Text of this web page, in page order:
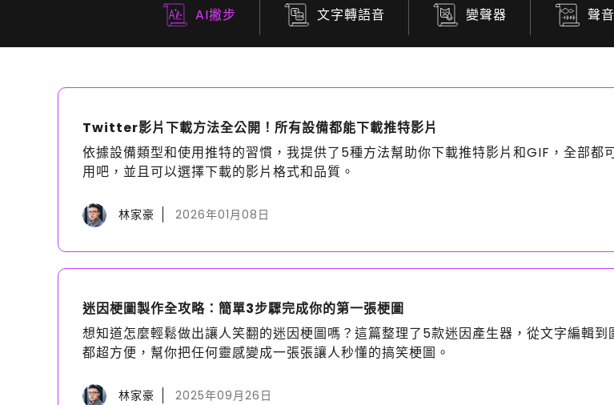
AI撇步 文字轉語音 變聲器 聲
Twitter影片下載方法全公開！所有設備都能下載推特影片
依據設備類型和使用推特的習慣，我提供了5種方法幫助你下載推特影片和GIF，全部都
用吧，並且可以選擇下載的影片格式和品質。
林家豪 2026年01月08日
迷因梗圖製作全攻略：簡單3步驟完成你的第一張梗圖
想知道怎麼輕鬆做出讓人笑翻的迷因梗圖嗎？這篇整理了5款迷因產生器，從文字編輯到
都超方便，幫你把任何靈感變成一張張讓人秒懂的搞笑梗圖。
林家豪 2025年09月26日